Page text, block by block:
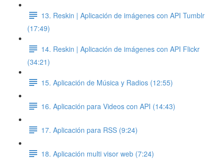
13. Reskin | Aplicación de imágenes con API Tumblr
(17:49)
14. Reskin | Aplicación de imágenes con API Flickr
(34:21)
15. Aplicación de Música y Radios (12:55)
16. Aplicación para Videos con API (14:43)
17. Aplicación para RSS (9:24)
18. Aplicación multi visor web (7:24)